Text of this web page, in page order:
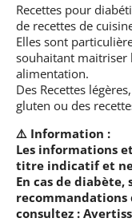
Recettes pour
de recettes de
Elles sont
souhaitant maitriser
alimentation.
Des Recettes
gluten ou des
⚠️ Information :
Les informations
titre indicatif et
En cas de
recommandations
consultez :